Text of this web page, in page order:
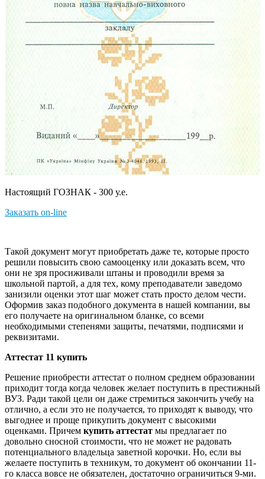
Настоящий ГОЗНАК - 300 у.е.
Заказать on-line
Такой документ могут приобретать даже те, которые просто
решили повысить свою самооценку или доказать всем, что
они не зря просиживали штаны и проводили время за
школьной партой, а для тех, кому преподаватели заведомо
занизили оценки этот шаг может стать просто делом чести.
Оформив заказ подобного документа в нашей компании, вы
его получаете на оригинальном бланке, со всеми
необходимыми степенями защиты, печатями, подписями и
реквизитами.
Аттестат 11 купить
Решение приобрести аттестат о полном среднем образовании
приходит тогда когда человек желает поступить в престижный
ВУЗ. Ради такой цели он даже стремиться закончить учебу на
отлично, а если это не получается, то приходят к выводу, что
выгоднее и проще прикупить документ с высокими
оценками. Причем купить аттестат мы предлагает по
довольно сносной стоимости, что не может не радовать
потенциального владельца заветной корочки. Но, если вы
желаете поступить в техникум, то документ об окончании 11-
го класса вовсе не обязателен, достаточно ограничиться 9-ми.